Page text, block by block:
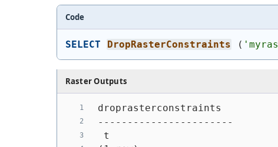
Code
SELECT DropRasterConstraints (
Raster Outputs
droprasterconstraints
-----------------------
t